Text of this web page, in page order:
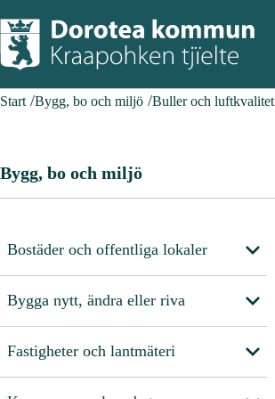
Start Bygg, bo och miljö Buller och luftkvalitet
Bygg, bo och miljö
Bostäder och offentliga lokaler
Bygga nytt, ändra eller riva
Fastigheter och lantmäteri